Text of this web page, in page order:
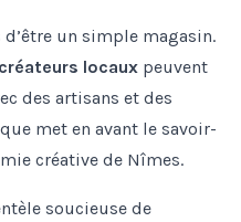
d’être un simple magasin.
créateurs locaux peuvent
des artisans et des
met en avant le savoir-
créative de Nîmes.
soucieuse de